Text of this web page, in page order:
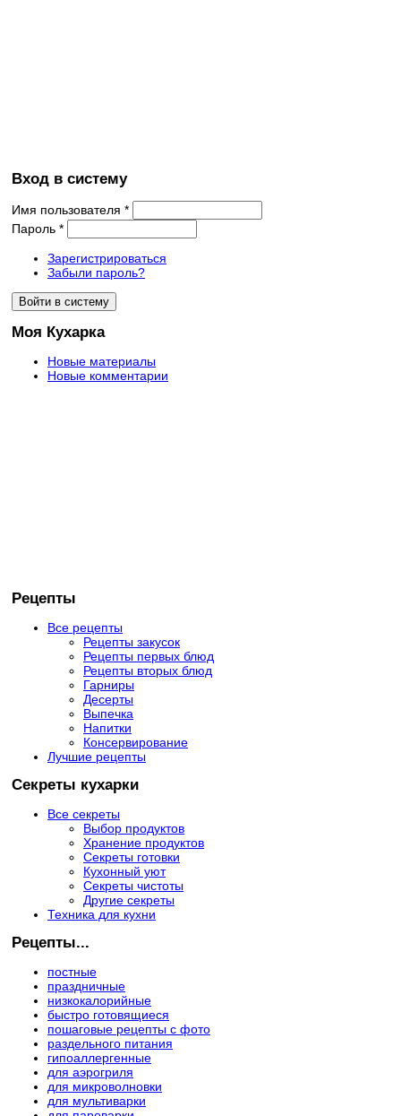
Вход в систему
Имя пользователя *
Пароль *
Зарегистрироваться
Забыли пароль?
Моя Кухарка
Новые материалы
Новые комментарии
Рецепты
Все рецепты
Рецепты закусок
Рецепты первых блюд
Рецепты вторых блюд
Гарниры
Десерты
Выпечка
Напитки
Консервирование
Лучшие рецепты
Секреты кухарки
Все секреты
Выбор продуктов
Хранение продуктов
Секреты готовки
Кухонный уют
Секреты чистоты
Другие секреты
Техника для кухни
Рецепты...
постные
праздничные
низкокалорийные
быстро готовящиеся
пошаговые рецепты с фото
раздельного питания
гипоаллергенные
для аэрогриля
для микроволновки
для мультиварки